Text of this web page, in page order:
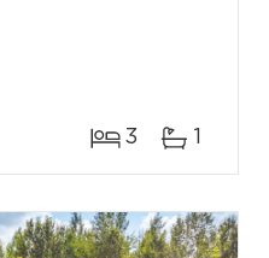
3 1